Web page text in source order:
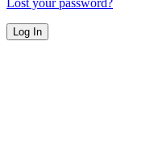
Lost your password?